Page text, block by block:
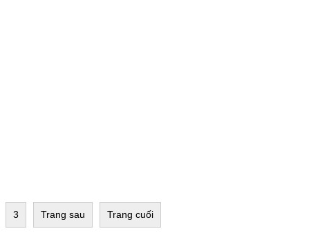
3 Trang sau Trang cuối